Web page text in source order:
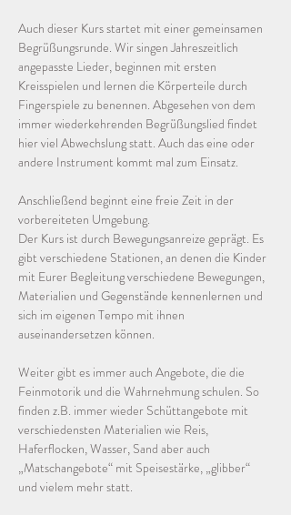
Auch dieser Kurs startet mit einer gemeinsamen
Begrüßungsrunde. Wir singen Jahreszeitlich
angepasste Lieder, beginnen mit ersten
Kreisspielen und lernen die Körperteile durch
Fingerspiele zu benennen. Abgesehen von dem
immer wiederkehrenden Begrüßungslied findet
hier viel Abwechslung statt. Auch das eine oder
andere Instrument kommt mal zum Einsatz.
Anschließend beginnt eine freie Zeit in der
vorbereiteten Umgebung.
Der Kurs ist durch Bewegungsanreize geprägt. Es
gibt verschiedene Stationen, an denen die Kinder
mit Eurer Begleitung verschiedene Bewegungen,
Materialien und Gegenstände kennenlernen und
sich im eigenen Tempo mit ihnen
auseinandersetzen können.
Weiter gibt es immer auch Angebote, die die
Feinmotorik und die Wahrnehmung schulen. So
finden z.B. immer wieder Schüttangebote mit
verschiedensten Materialien wie Reis,
Haferflocken, Wasser, Sand aber auch
„Matschangebote“ mit Speisestärke, „glibber“
und vielem mehr statt.